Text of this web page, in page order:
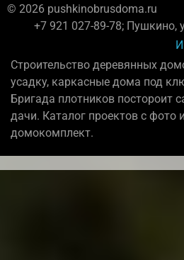
© 2026 pushkinobrusdoma.ru
+7 921 027-89-78; Пушкино,
Строительство деревянных
усадку, каркасные дома под
Бригада плотников постороит
дачи. Каталог проектов с фото
домокомплект.